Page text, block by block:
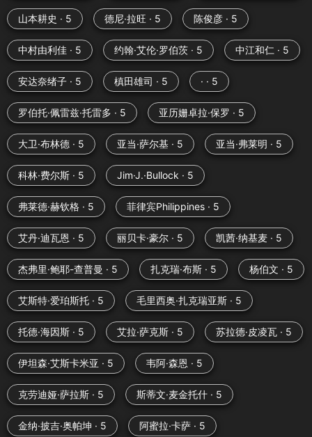
山本耕史 · 5 德尼·拉旺 · 5 陈俊彦 · 5
中村由利佳 · 5 约翰·艾伦·罗伯茨 · 5 中江和仁 · 5
安达奈绪子 · 5 槙田雄司 · 5 · · 5
罗伯托·佩雷兹·托雷多 · 5 亚历姗卓拉·保罗 · 5
大卫·布林德 · 5 亚当·萨尔基 · 5 亚当·弗莱明 · 5
科林·费尔斯 · 5 Jim·J.·Bullock · 5
弗莱德·赫钦格 · 5 菲律宾Philippines · 5
艾丹·迪瓦恩 · 5 丽贝卡·豪尔 · 5 凯茜·纳基麦 · 5
杰弗里·鲍耶-查普曼 · 5 扎克瑞·布斯 · 5 杨伯文 · 5
艾斯特·爱珀斯托 · 5 毛里西奥·扎克瑞亚斯 · 5
托德·海因斯 · 5 艾拉·萨克斯 · 5 苏拉德·皮凌瓦 · 5
伊坦森·艾斯卡米亚 · 5 韦阿·森恩 · 5
克劳迪娅·萨拉斯 · 5 斯蒂文·麦金托什 · 5
金纳·披吉·奥帕坤 · 5 阿蜜拉·卡萨 · 5